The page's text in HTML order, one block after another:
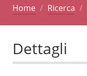
Home Ricerca
Dettagli